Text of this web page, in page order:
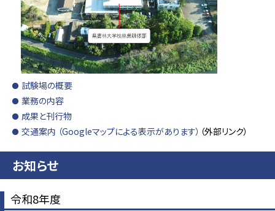
試験場の概要
業務の内容
成果と刊行物
交通案内 （Googleマップによる表示があります） （外部リンク）
お知らせ
令和8年度